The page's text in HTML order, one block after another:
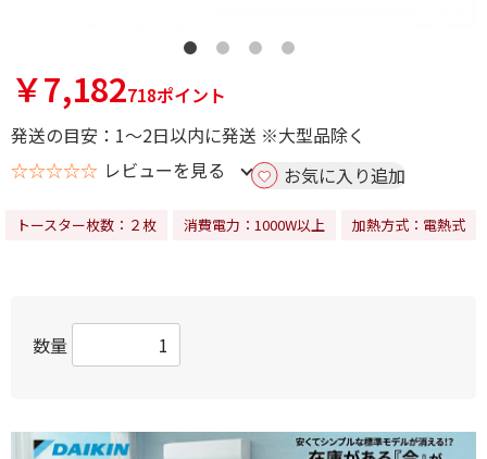
￥7,182718ポイント
発送の目安：1～2日以内に発送 ※大型品除く
☆☆☆☆☆ レビューを見る お気に入り追加
トースター枚数：２枚 消費電力：1000W以上 加熱方式：電熱式
数量